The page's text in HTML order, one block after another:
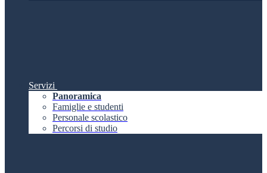
Servizi
Panoramica
Famiglie e studenti
Personale scolastico
Percorsi di studio